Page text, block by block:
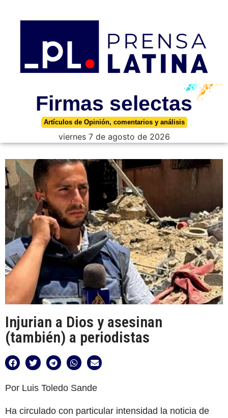
Firmas selectas
Artículos de Opinión, comentarios y análisis
viernes 7 de agosto de 2026
Injurian a Dios y asesinan
(también) a periodistas
Por Luis Toledo Sande
Ha circulado con particular intensidad la noticia de